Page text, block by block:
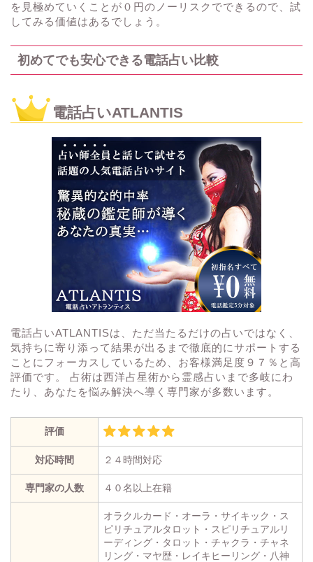
を見極めていくことが０円のノーリスクでできるので、試
してみる価値はあるでしょう。
初めてでも安心できる電話占い比較
電話占いATLANTIS
電話占いATLANTISは、ただ当たるだけの占いではなく、
気持ちに寄り添って結果が出るまで徹底的にサポートする
ことにフォーカスしているため、お客様満足度９７％と高
評価です。 占術は西洋占星術から霊感占いまで多岐にわ
たり、あなたを悩み解決へ導く専門家が多数います。
評価
対応時間 ２４時間対応
専門家の人数 ４０名以上在籍
オラクルカード・オーラ・サイキック・ス
ピリチュアルタロット・スピリチュアルリ
ーディング・タロット・チャクラ・チャネ
リング・マヤ歴・レイキヒーリング・八神